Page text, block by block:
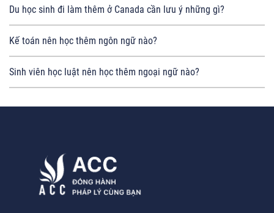
Du học sinh đi làm thêm ở Canada cần lưu ý những gì?
Kế toán nên học thêm ngôn ngữ nào?
Sinh viên học luật nên học thêm ngoại ngữ nào?